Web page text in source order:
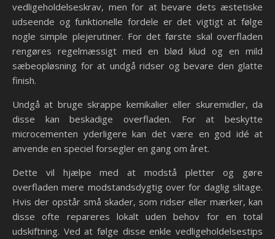
vedligeholdelseskrav, men for at bevare dets æstetiske
udseende og funktionelle fordele er det vigtigt at følge
nogle simple plejerutiner. For det første skal overfladen
rengøres regelmæssigt med en blød klud og en mild
sæbeopløsning for at undgå ridser og bevare den glatte
finish.
Undgå at bruge skrappe kemikalier eller skuremidler, da
disse kan beskadige overfladen. For at beskytte
microcementen yderligere kan det være en god idé at
anvende en speciel forsegler en gang om året.
Dette vil hjælpe med at modstå pletter og gøre
overfladen mere modstandsdygtig over for daglig slitage.
Hvis der opstår små skader, som ridser eller mærker, kan
disse ofte repareres lokalt uden behov for en total
udskiftning. Ved at følge disse enkle vedligeholdelsestips